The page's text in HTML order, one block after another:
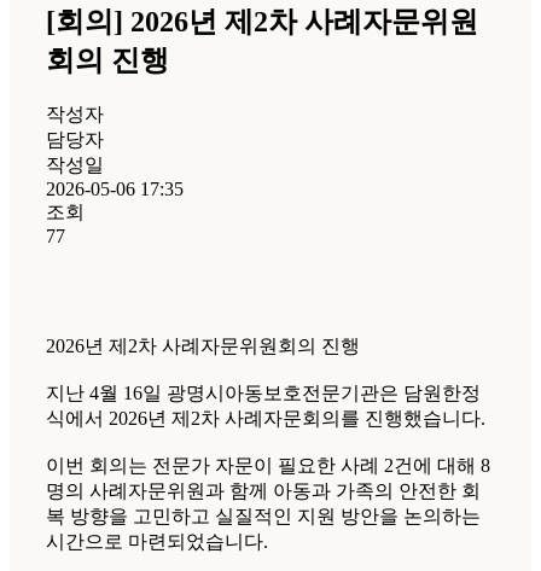
[회의] 2026년 제2차 사례자문위원
회의 진행
작성자
담당자
작성일
2026-05-06 17:35
조회
77
2026년 제2차 사례자문위원회의 진행
지난 4월 16일 광명시아동보호전문기관은 담원한정
식에서 2026년 제2차 사례자문회의를 진행했습니다.
이번 회의는 전문가 자문이 필요한 사례 2건에 대해 8
명의 사례자문위원과 함께 아동과 가족의 안전한 회
복 방향을 고민하고 실질적인 지원 방안을 논의하는
시간으로 마련되었습니다.